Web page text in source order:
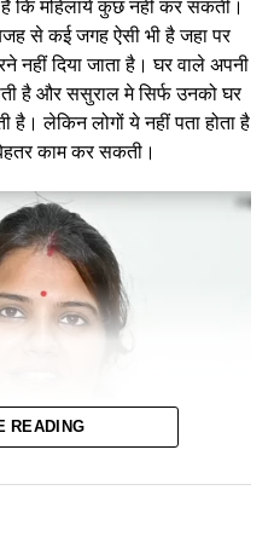
है कि महिलाये कुछ नहीं कर सकती।
से कई जगह ऐसी भी है जहा पर
नहीं दिया जाता है। घर वाले अपनी
है और ससुराल मे सिर्फ उनको घर
है। लेकिन लोगों ये नहीं पता होता है
काम कर सकती।
की धारणा को गलत साबित करके
READING